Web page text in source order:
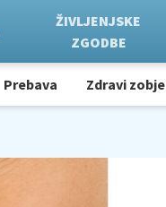
ŽIVLJENJSKE
ZGODBE
Prebava Zdravi zobje